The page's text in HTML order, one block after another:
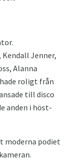
Kendall Jenner,
Alanna
roligt från
till disco
anden i höst-
moderna podiet